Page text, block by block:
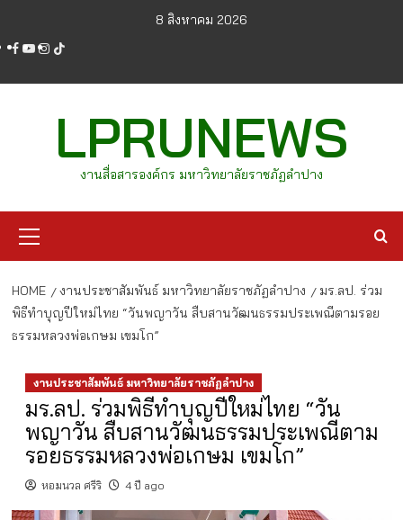
content
8 สิงหาคม 2026
facebook
youtube
instagram
tiktok
LPRUNEWS
งานสื่อสารองค์กร มหาวิทยาลัยราชภัฏลำปาง
Menu
HOME งานประชาสัมพันธ์ มหาวิทยาลัยราชภัฏลำปาง
มร.ลป. ร่วม
พิธีทำบุญปีใหม่ไทย “วันพญาวัน สืบสานวัฒนธรรมประเพณีตามรอย
ธรรมหลวงพ่อเกษม เขมโก”
งานประชาสัมพันธ์ มหาวิทยาลัยราชภัฏลำปาง
มร.ลป. ร่วมพิธีทำบุญปีใหม่ไทย “วัน
พญาวัน สืบสานวัฒนธรรมประเพณีตาม
รอยธรรมหลวงพ่อเกษม เขมโก”
หอมนวล ศรีริ 4 ปี ago